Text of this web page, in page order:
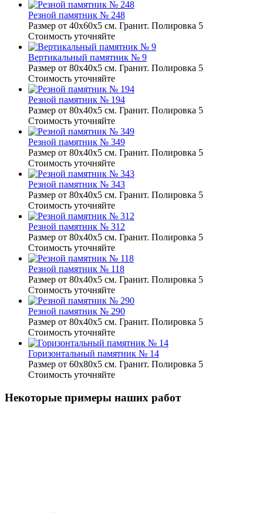
Резной памятник № 248
Размер от 40х60х5 см. Гранит. Полировка 5
Стоимость уточняйте
Вертикальный памятник № 9
Размер от 80х40х5 см. Гранит. Полировка 5
Стоимость уточняйте
Резной памятник № 194
Размер от 80х40х5 см. Гранит. Полировка 5
Стоимость уточняйте
Резной памятник № 349
Размер от 80х40х5 см. Гранит. Полировка 5
Стоимость уточняйте
Резной памятник № 343
Размер от 80х40х5 см. Гранит. Полировка 5
Стоимость уточняйте
Резной памятник № 312
Размер от 80х40х5 см. Гранит. Полировка 5
Стоимость уточняйте
Резной памятник № 118
Размер от 80х40х5 см. Гранит. Полировка 5
Стоимость уточняйте
Резной памятник № 290
Размер от 80х40х5 см. Гранит. Полировка 5
Стоимость уточняйте
Горизонтальный памятник № 14
Размер от 60х80х5 см. Гранит. Полировка 5
Стоимость уточняйте
Некоторые примеры наших работ